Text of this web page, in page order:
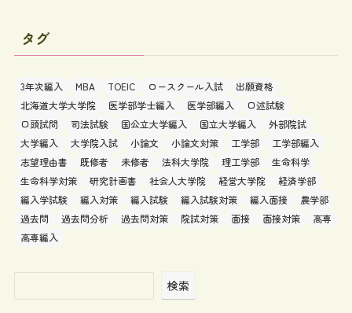
タグ
3年次編入 MBA TOEIC ロースクール入試
出願資格
北海道大学大学院
医学部学士編入 医学部編入
口述試験
口頭試問
司法試験 国公立大学編入 国立大学編入
外部院試
大学編入
大学院入試 小論文 小論文対策 工学部
工学部編入
志望理由書
既修者 未修者 法科大学院 理工学部
生命科学
生命科学対策
研究計画書 社会人大学院 経営大学院
経済学部
編入学試験
編入対策 編入試験 編入試験対策 編入面接
農学部
過去問
過去問分析 過去問対策 院試対策 面接 面接対策
高専
高専編入
検索